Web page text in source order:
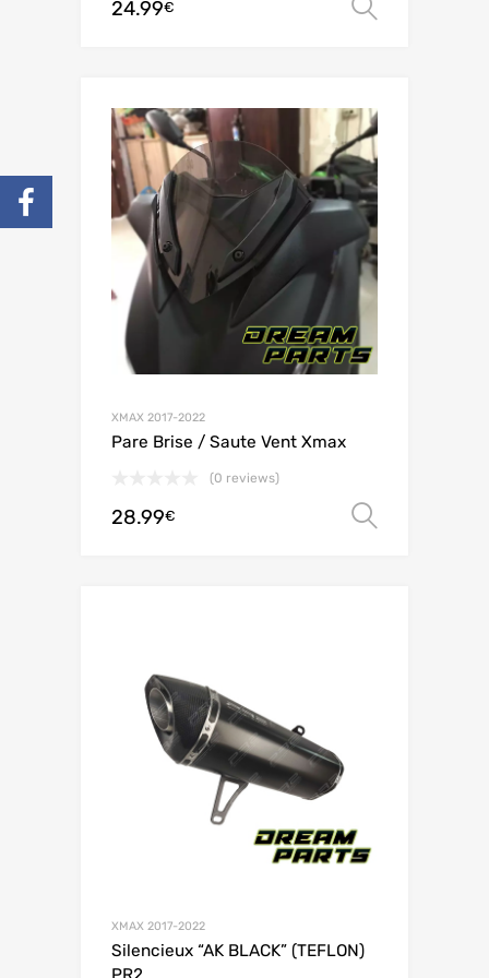
24.99€
XMAX 2017-2022
Pare Brise / Saute Vent Xmax
(0 reviews)
28.99€
XMAX 2017-2022
Silencieux “AK BLACK” (TEFLON)